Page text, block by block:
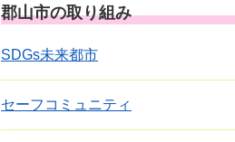
郡山市の取り組み
SDGs未来都市
セーフコミュニティ